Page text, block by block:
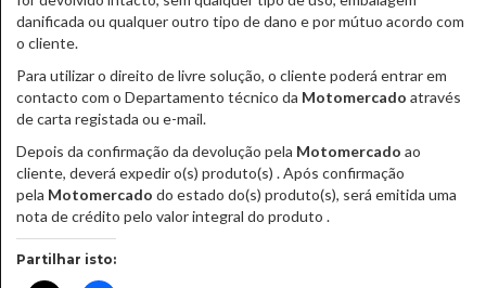
danificada ou qualquer outro tipo de dano e por mútuo acordo com
o cliente.
Para utilizar o direito de livre solução, o cliente poderá entrar em
contacto com o Departamento técnico da Motomercado através
de carta registada ou e-mail.
Depois da confirmação da devolução pela Motomercado ao
cliente, deverá expedir o(s) produto(s) . Após confirmação
pela Motomercado do estado do(s) produto(s), será emitida uma
nota de crédito pelo valor integral do produto .
Partilhar isto: